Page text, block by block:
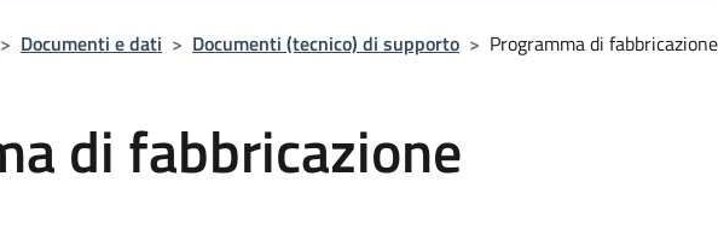
> Documenti e dati > Documenti (tecnico) di supporto > Programma di fabbricazione
di fabbricazione